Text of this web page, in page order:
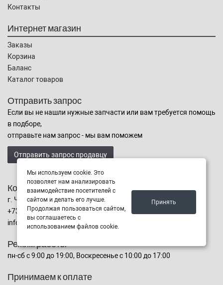
Контакты
Интернет магазин
Заказы
Корзина
Баланс
Каталог товаров
Отправить запрос
Если вы не нашли нужные запчасти или вам требуется помощь
в подборе,
отправьте нам запрос - мы вам поможем
Отправить запрос продавцу
Контакты
г. Чита ул. Ленина 153
+73022211888,+79872759516
info@nstk.pro
Режим работы
пн-сб с 9:00 до 19:00, Воскресенье с 10:00 до 17:00
Принимаем к оплате
Мы используем cookie. Это
позволяет нам анализировать
взаимодействие посетителей с
сайтом и делать его лучше.
Продолжая пользоваться сайтом,
вы соглашаетесь с
использованием файлов cookie.
Принять